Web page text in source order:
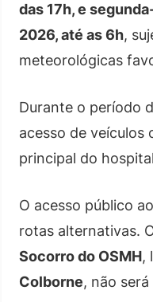
das 17h, e
2026, até as 6h,
meteorológicas
Durante o período
acesso de veículos
principal do
O acesso público
rotas alternativas.
Socorro do OSMH,
Colborne, não